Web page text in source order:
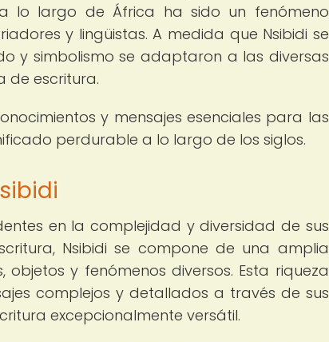
lo largo de África ha sido un fenómeno
y lingüistas. A medida que Nsibidi se
y simbolismo se adaptaron a las diversas
de escritura.
y mensajes esenciales para las
perdurable a lo largo de los siglos.
en la complejidad y diversidad de sus
Nsibidi se compone de una amplia
y fenómenos diversos. Esta riqueza
complejos y detallados a través de sus
excepcionalmente versátil.